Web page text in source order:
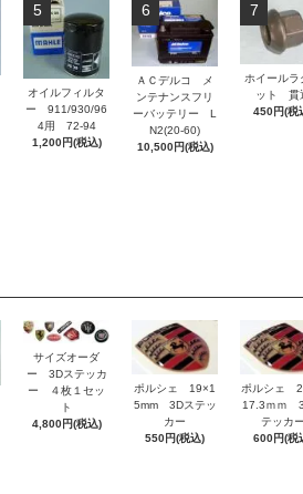
5
オイルフィルタ
ー 911/930/96
4用 72-94
1,200円(税込)
6
ＡＣデルコ メ
ンテナンスフリ
ーバッテリー L
N2(20-60)
10,500円(税込)
7
ホイールラ
ット 貫
450円(税
サイズオーダ
ー 3Dステッカ
ー ４枚１セッ
ト
4,800円(税込)
ポルシェ 19×1
5mm 3Dステッ
カー
550円(税込)
ポルシェ
17.3ｍｍ
テッカー
600円(税